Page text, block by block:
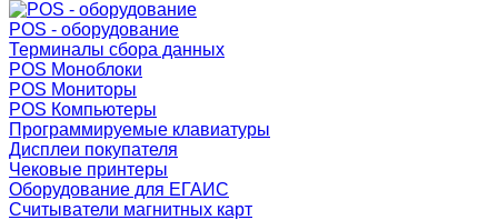
POS - оборудование
Терминалы сбора данных
POS Моноблоки
POS Мониторы
POS Компьютеры
Программируемые клавиатуры
Дисплеи покупателя
Чековые принтеры
Оборудование для ЕГАИС
Считыватели магнитных карт